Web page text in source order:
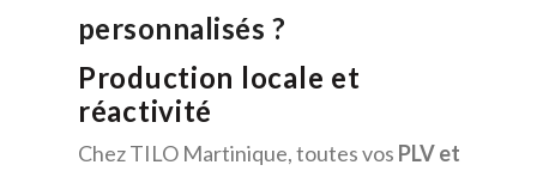
personnalisés ?
Production locale et
réactivité
Chez TILO Martinique, toutes vos PLV et